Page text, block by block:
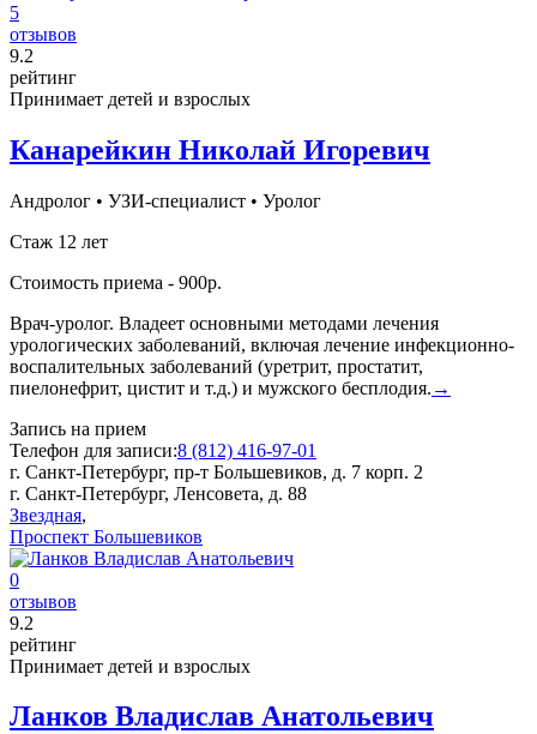
5
отзывов
9.2
рейтинг
Принимает детей и взрослых
Канарейкин Николай Игоревич
Андролог • УЗИ-специалист • Уролог
Стаж 12 лет
Стоимость приема - 900р.
Врач-уролог. Владеет основными методами лечения
урологических заболеваний, включая лечение инфекционно-
воспалительных заболеваний (уретрит, простатит,
пиелонефрит, цистит и т.д.) и мужского бесплодия. →
Запись на прием
Телефон для записи:8 (812) 416-97-01
г. Санкт-Петербург, пр-т Большевиков, д. 7 корп. 2
г. Санкт-Петербург, Ленсовета, д. 88
Звездная,
Проспект Большевиков
0
отзывов
9.2
рейтинг
Принимает детей и взрослых
Ланков Владислав Анатольевич